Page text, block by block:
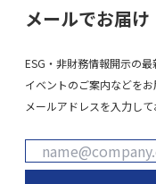
メールでお届け
ESG・非財務情報開示の
イベントのご案内などをお
メールアドレスを入力して